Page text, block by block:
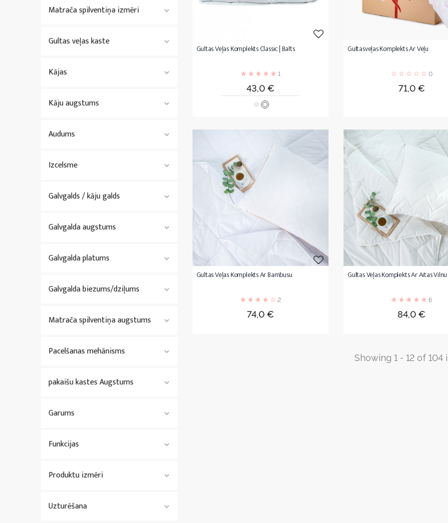
Matrača spilventiņa izmēri
Gultas veļas kaste
Kājas
Kāju augstums
Audums
Izcelsme
Galvgalds / kāju galds
Galvgalda augstums
Galvgalda platums
Galvgalda biezums/dziļums
Matrača spilventiņa augstums
Pacelšanas mehānisms
pakaišu kastes Augstums
Garums
Funkcijas
Produktu izmēri
Uzturēšana
Gultas Veļas Komplekts Classic | Balts
1
Cena
43,0 €
Gultasveļas Komplekts Ar Veļu
0
Cena
71,0 €
Gultas Veļas Komplekts Ar Bambusu
2
Cena
74,0 €
Gultas Veļas Komplekts Ar Aitas Vilnu
6
Cena
84,0 €
Showing 1 - 12 of 104